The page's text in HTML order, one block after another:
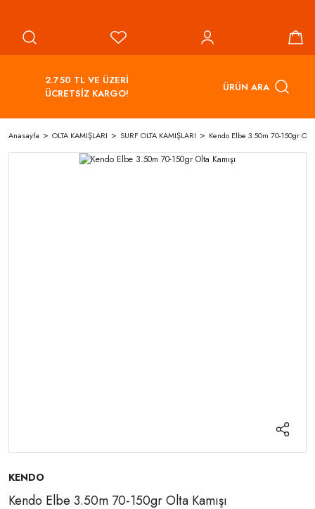
2.750 TL VE ÜZERİ
ÜCRETSİZ KARGO!
ÜRÜN ARA
Anasayfa OLTA KAMIŞLARI SURF OLTA KAMIŞLARI Kendo Elbe 3.50m 70-150gr Olta
KENDO
Kendo Elbe 3.50m 70-150gr Olta Kamışı